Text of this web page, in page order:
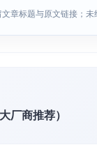
章标题与原文链接；
厂商推荐）